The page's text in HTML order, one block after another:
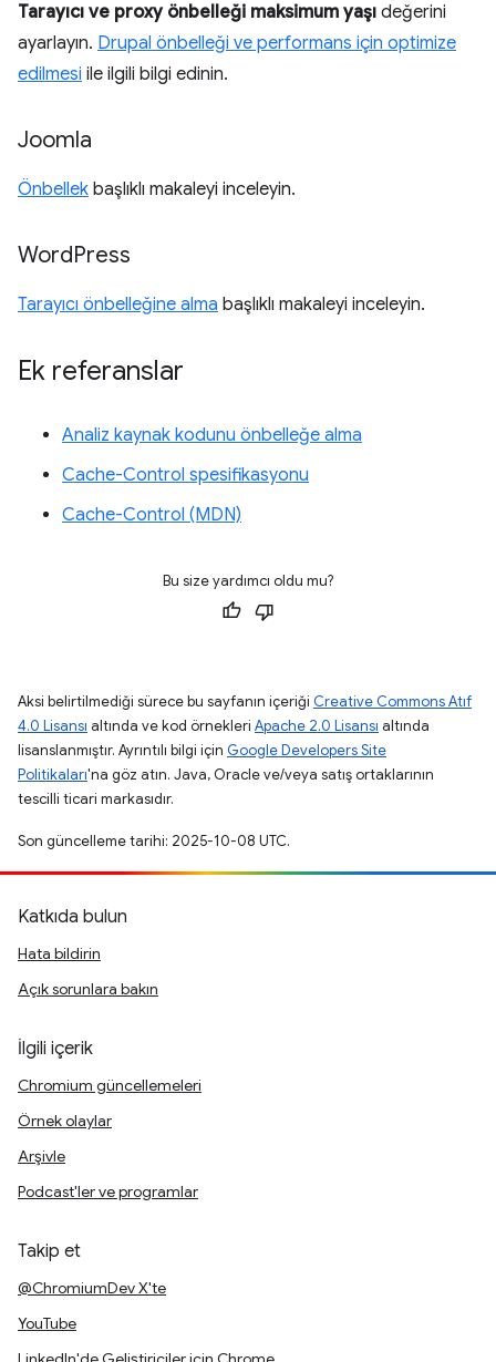
Tarayıcı ve proxy önbelleği maksimum yaşı değerini
ayarlayın. Drupal önbelleği ve performans için optimize
edilmesi ile ilgili bilgi edinin.
Joomla
Önbellek başlıklı makaleyi inceleyin.
WordPress
Tarayıcı önbelleğine alma başlıklı makaleyi inceleyin.
Ek referanslar
Analiz kaynak kodunu önbelleğe alma
Cache-Control spesifikasyonu
Cache-Control (MDN)
Bu size yardımcı oldu mu?
Aksi belirtilmediği sürece bu sayfanın içeriği Creative Commons Atıf
4.0 Lisansı altında ve kod örnekleri Apache 2.0 Lisansı altında
lisanslanmıştır. Ayrıntılı bilgi için Google Developers Site
Politikaları'na göz atın. Java, Oracle ve/veya satış ortaklarının
tescilli ticari markasıdır.
Son güncelleme tarihi: 2025-10-08 UTC.
Katkıda bulun
Hata bildirin
Açık sorunlara bakın
İlgili içerik
Chromium güncellemeleri
Örnek olaylar
Arşivle
Podcast'ler ve programlar
Takip et
@ChromiumDev X'te
YouTube